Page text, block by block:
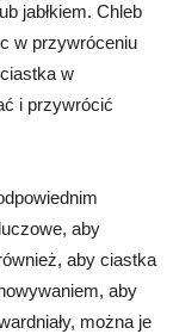
jabłkiem. Chleb
w przywróceniu
w
i przywrócić
aby
aby ciastka
aby
można je